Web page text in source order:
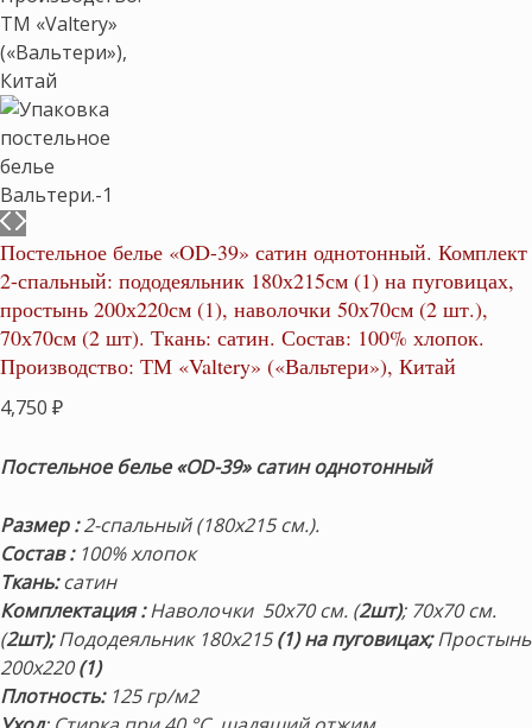
Постельное белье «OD-39» сатин однотонный. Комплект
2-спальный: пододеяльник 180х215см (1) на пуговицах,
простынь 200х220см (1), наволочки 50х70см (2 шт.),
70х70см (2 шт). Ткань: сатин. Состав: 100% хлопок.
Производство: ТМ «Valtery» («Вальтери»), Китай
4,750 ₽
Постельное белье «OD-39» сатин однотонный
Размер:2-спальный (180х215 см.).
Состав: 100% хлопок
Ткань:сатин
Комплектация:Наволочки 50х70 см. (2шт); 70х70 см.
(2шт);Пододеяльник 180х215(1) на пуговицах;Простынь
200х220(1)
Плотность: 125 гр/м2